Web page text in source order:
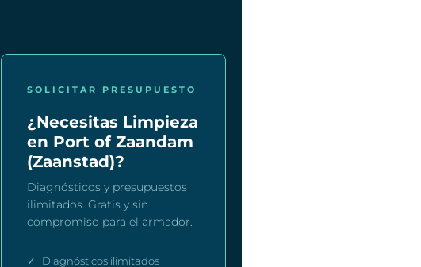
SOLICITAR PRESUPUESTO
¿Necesitas Limpieza
en Port of Zaandam
(Zaanstad)?
Diagnósticos y presupuestos
ilimitados. Gratis y sin
compromiso para el armador.
✓ Diagnósticos ilimitados